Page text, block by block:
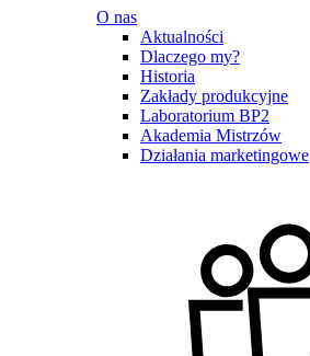
O nas
Aktualności
Dlaczego my?
Historia
Zakłady produkcyjne
Laboratorium BP2
Akademia Mistrzów
Działania marketingowe